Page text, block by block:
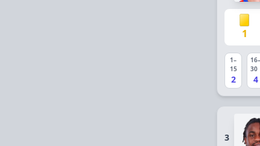
1
1–
15
2
16–
30
4
3